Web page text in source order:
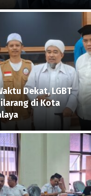
Dekat, LGBT
di Kota